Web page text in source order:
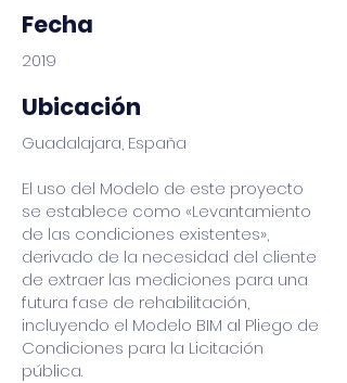
Fecha
2019
Ubicación
Guadalajara, España
El uso del Modelo de este proyecto
se establece como «Levantamiento
de las condiciones existentes»,
derivado de la necesidad del cliente
de extraer las mediciones para una
futura fase de rehabilitación,
incluyendo el Modelo BIM al Pliego de
Condiciones para la Licitación
pública.